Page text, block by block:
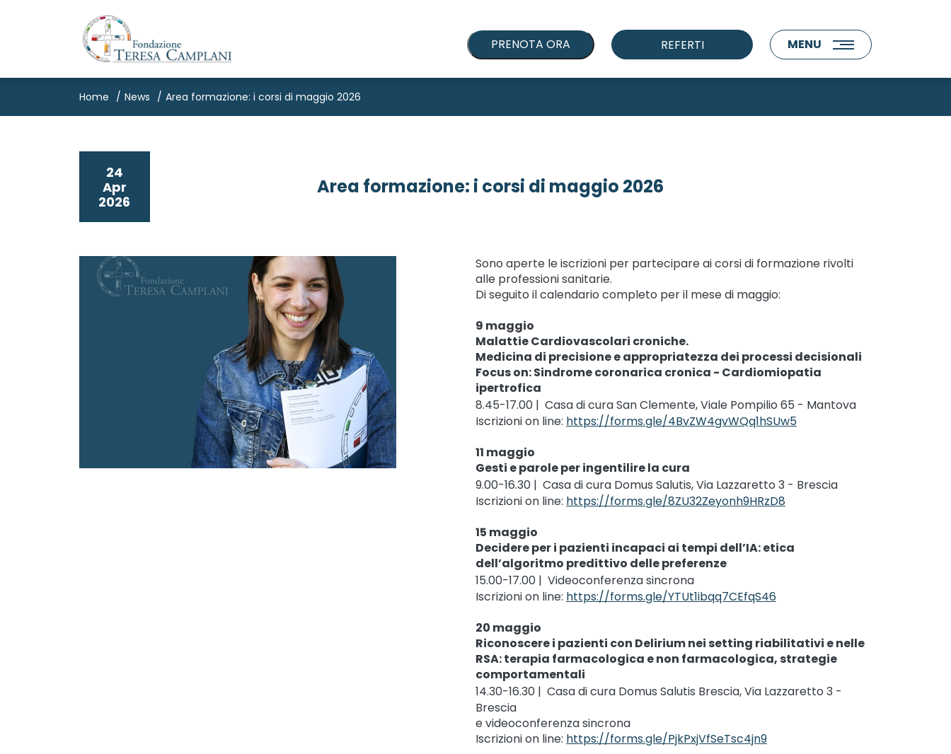
PRENOTA ORA REFERTI MENU
Home News Area formazione: i corsi di maggio 2026
24
Apr
2026
Area formazione: i corsi di maggio 2026
Sono aperte le iscrizioni per partecipare ai corsi di formazione rivolti
alle professioni sanitarie.
Di seguito il calendario completo per il mese di maggio:
9 maggio
Malattie Cardiovascolari croniche.
Medicina di precisione e appropriatezza dei processi decisionali
Focus on: Sindrome coronarica cronica - Cardiomiopatia
ipertrofica
8.45-17.00 | Casa di cura San Clemente, Viale Pompilio 65 - Mantova
Iscrizioni on line: https://forms.gle/4BvZW4gvWQq1hSUw5
11 maggio
Gesti e parole per ingentilire la cura
9.00-16.30 | Casa di cura Domus Salutis, Via Lazzaretto 3 - Brescia
Iscrizioni on line: https://forms.gle/8ZU32Zeyonh9HRzD8
15 maggio
Decidere per i pazienti incapaci ai tempi dell’IA: etica
dell’algoritmo predittivo delle preferenze
15.00-17.00 | Videoconferenza sincrona
Iscrizioni on line: https://forms.gle/YTUt1ibqq7CEfqS46
20 maggio
Riconoscere i pazienti con Delirium nei setting riabilitativi e nelle
RSA: terapia farmacologica e non farmacologica, strategie
comportamentali
14.30-16.30 | Casa di cura Domus Salutis Brescia, Via Lazzaretto 3 -
Brescia
e videoconferenza sincrona
Iscrizioni on line: https://forms.gle/PjkPxjVfSeTsc4jn9